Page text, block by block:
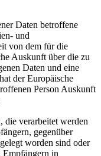
Daten betroffene
und
von dem für die
Auskunft über die zu
Daten und eine
der Europäische
Person Auskunft
die verarbeitet werden
gegenüber
worden sind oder
Empfängern in